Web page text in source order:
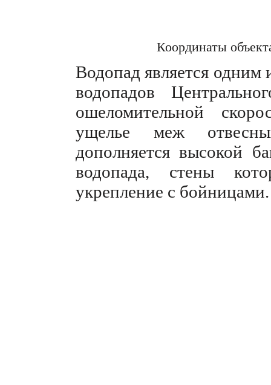
Координаты
Водопад является
водопадов
ошеломительной
ущелье меж
дополняется высокой
водопада, стены
укрепление с бойницами.